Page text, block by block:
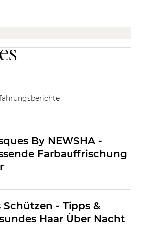
By NEWSHA -
Farbauffrischung
Schützen - Tipps &
Haar Über Nacht